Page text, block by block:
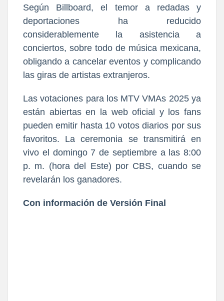
Según Billboard, el temor a redadas y
deportaciones ha reducido
considerablemente la asistencia a
conciertos, sobre todo de música mexicana,
obligando a cancelar eventos y complicando
las giras de artistas extranjeros.
Las votaciones para los MTV VMAs 2025 ya
están abiertas en la web oficial y los fans
pueden emitir hasta 10 votos diarios por sus
favoritos. La ceremonia se transmitirá en
vivo el domingo 7 de septiembre a las 8:00
p. m. (hora del Este) por CBS, cuando se
revelarán los ganadores.
Con información de Versión Final